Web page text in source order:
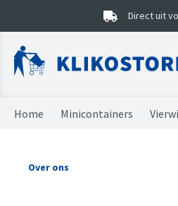
Direct uit
Home Minicontainers
Over ons